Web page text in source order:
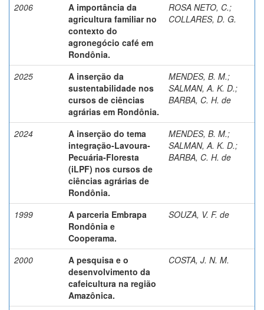
2006
A importância da
agricultura familiar no
contexto do
agronegócio café em
Rondônia.
ROSA NETO, C.;
COLLARES, D. G.
2025
A inserção da
sustentabilidade nos
cursos de ciências
agrárias em Rondônia.
MENDES, B. M.;
SALMAN, A. K. D.;
BARBA, C. H. de
2024
A inserção do tema
integração-Lavoura-
Pecuária-Floresta
(iLPF) nos cursos de
ciências agrárias de
Rondônia.
MENDES, B. M.;
SALMAN, A. K. D.;
BARBA, C. H. de
1999
A parceria Embrapa
Rondônia e
Cooperama.
SOUZA, V. F. de
2000
A pesquisa e o
desenvolvimento da
cafeicultura na região
Amazônica.
COSTA, J. N. M.